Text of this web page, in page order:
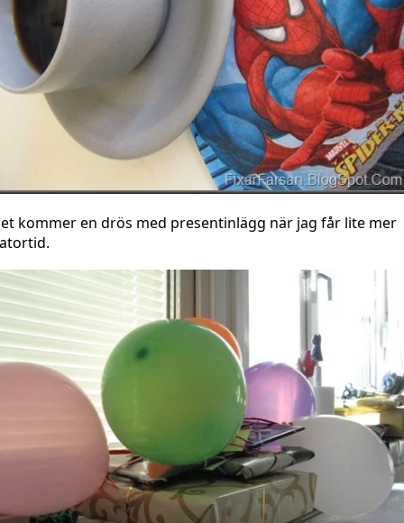
kommer en drös med presentinlägg när jag får lite mer